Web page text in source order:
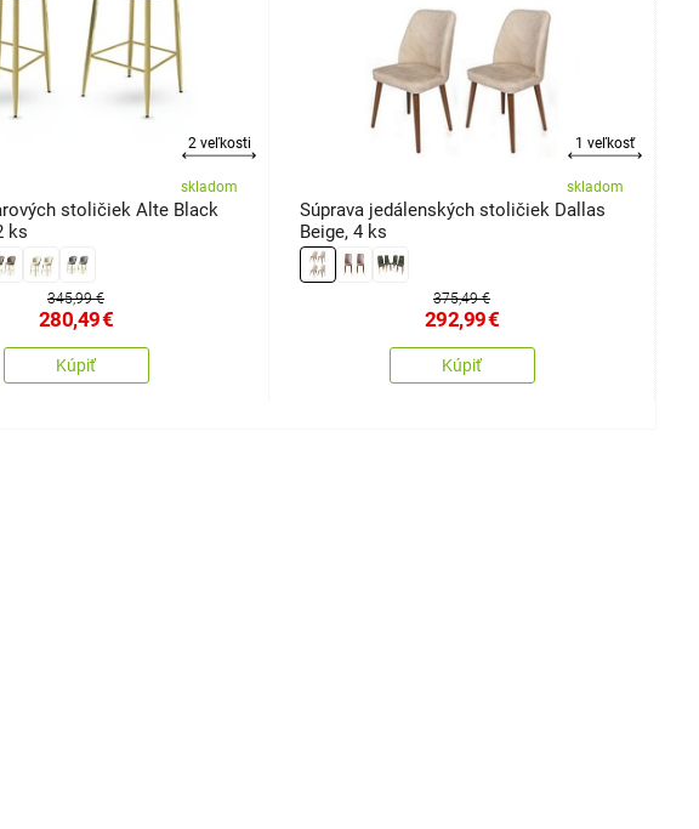
2 veľkosti
skladom
stoličiek Alte Black
ks
345,99 €
280,49€
Kúpiť
1 veľkosť
skladom
Súprava jedálenských stoličiek Dallas
Beige, 4 ks
375,49 €
292,99€
Kúpiť